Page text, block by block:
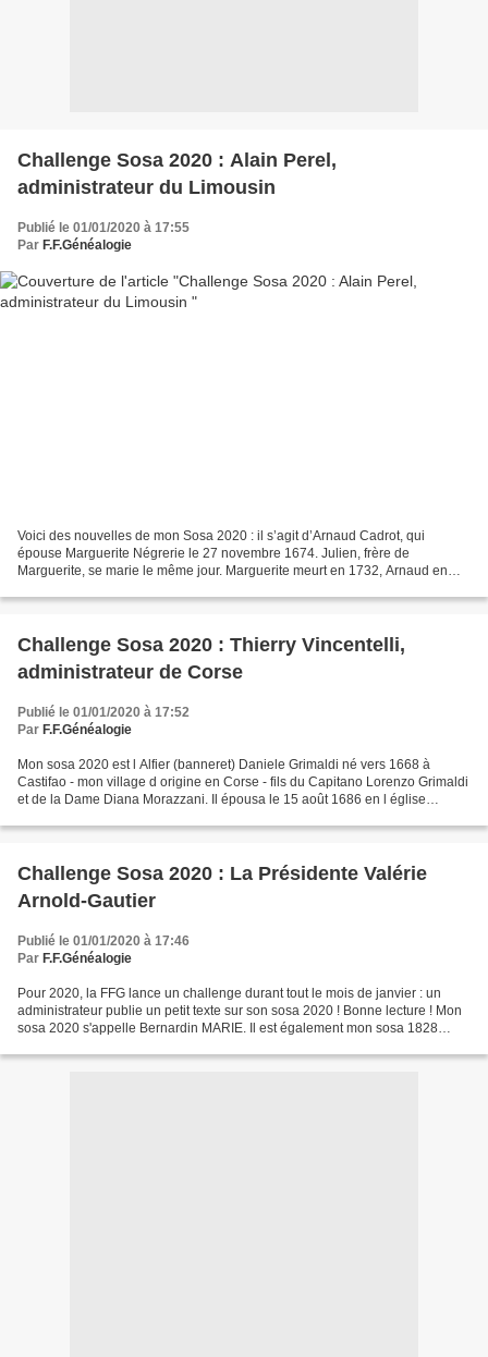
Challenge Sosa 2020 : Alain Perel,
administrateur du Limousin
Publié le 01/01/2020 à 17:55
Par F.F.Généalogie
Voici des nouvelles de mon Sosa 2020 : il s’agit d’Arnaud Cadrot, qui
épouse Marguerite Négrerie le 27 novembre 1674. Julien, frère de
Marguerite, se marie le même jour. Marguerite meurt en 1732, Arnaud en
Challenge Sosa 2020 : Thierry Vincentelli,
administrateur de Corse
Publié le 01/01/2020 à 17:52
Par F.F.Généalogie
Mon sosa 2020 est l Alfier (banneret) Daniele Grimaldi né vers 1668 à
Castifao - mon village d origine en Corse - fils du Capitano Lorenzo Grimaldi
et de la Dame Diana Morazzani. Il épousa le 15 août 1686 en l église
Challenge Sosa 2020 : La Présidente Valérie
Arnold-Gautier
Publié le 01/01/2020 à 17:46
Par F.F.Généalogie
Pour 2020, la FFG lance un challenge durant tout le mois de janvier : un
administrateur publie un petit texte sur son sosa 2020 ! Bonne lecture ! Mon
sosa 2020 s'appelle Bernardin MARIE. Il est également mon sosa 1828